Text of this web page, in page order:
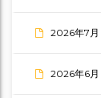
2026年7月
2026年6月